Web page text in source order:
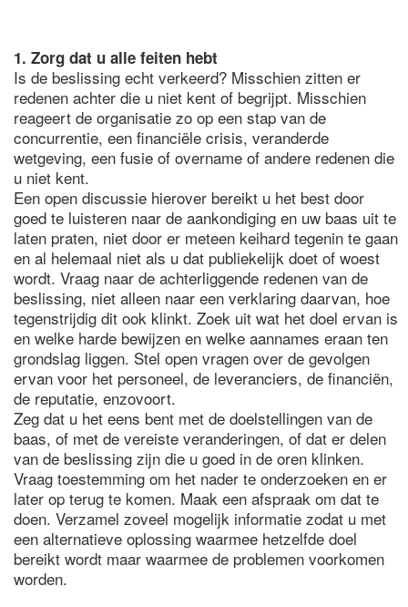
1. Zorg dat u alle feiten hebt
Is de beslissing echt verkeerd? Misschien zitten er
redenen achter die u niet kent of begrijpt. Misschien
reageert de organisatie zo op een stap van de
concurrentie, een financiële crisis, veranderde
wetgeving, een fusie of overname of andere redenen die
u niet kent.
Een open discussie hierover bereikt u het best door
goed te luisteren naar de aankondiging en uw baas uit te
laten praten, niet door er meteen keihard tegenin te gaan
en al helemaal niet als u dat publiekelijk doet of woest
wordt. Vraag naar de achterliggende redenen van de
beslissing, niet alleen naar een verklaring daarvan, hoe
tegenstrijdig dit ook klinkt. Zoek uit wat het doel ervan is
en welke harde bewijzen en welke aannames eraan ten
grondslag liggen. Stel open vragen over de gevolgen
ervan voor het personeel, de leveranciers, de financiën,
de reputatie, enzovoort.
Zeg dat u het eens bent met de doelstellingen van de
baas, of met de vereiste veranderingen, of dat er delen
van de beslissing zijn die u goed in de oren klinken.
Vraag toestemming om het nader te onderzoeken en er
later op terug te komen. Maak een afspraak om dat te
doen. Verzamel zoveel mogelijk informatie zodat u met
een alternatieve oplossing waarmee hetzelfde doel
bereikt wordt maar waarmee de problemen voorkomen
worden.